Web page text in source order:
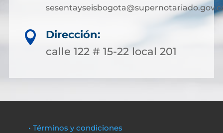

Dirección:
calle 122 # 15-22 local 201
• Términos y condiciones